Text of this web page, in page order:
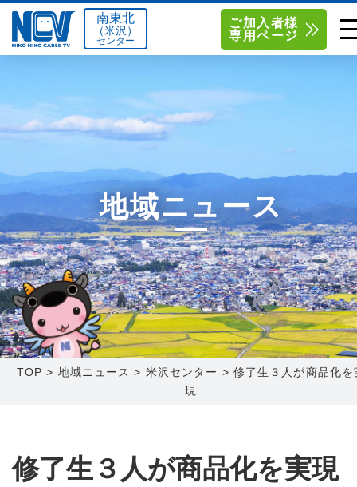
南東北センター（福島）
函館センター 0138-34-2525
新潟センター 025-210-1200
単品料金
お得なセットプラン
料金シミュレーション
サポート
Q&A
センター情報
〒992-0044
山形県米沢市春日四丁目2-75
0238-24-2525
営業時間 9:00～18:00
南東北センター(福島)
〒960-8252
福島県福島市御山字一本松17-1-
1
0120-173-577
営業時間 9:15～18:00
南東北
（米沢）
センター
ご加入者様
専用ページ
地域ニュース
TOP > 地域ニュース > 米沢センター > 修了生３人が商品化を
現
修了生３人が商品化を実現